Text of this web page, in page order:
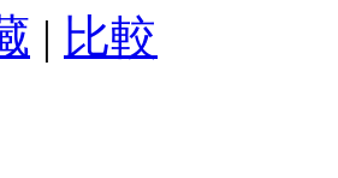
| 比較